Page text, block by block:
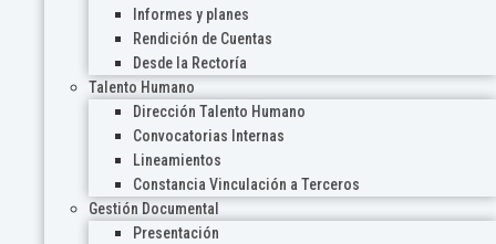
Informes y planes
Rendición de Cuentas
Desde la Rectoría
Talento Humano
Dirección Talento Humano
Convocatorias Internas
Lineamientos
Constancia Vinculación a Terceros
Gestión Documental
Presentación